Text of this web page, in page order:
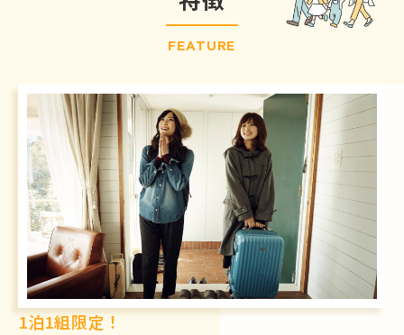
FEATURE
1泊1組限定！